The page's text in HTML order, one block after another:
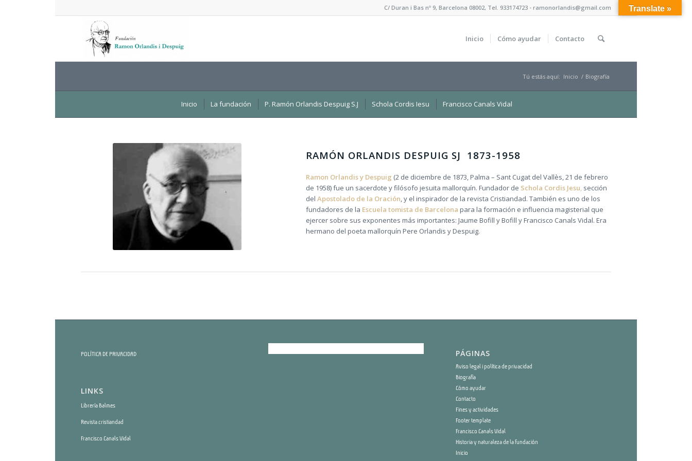
C/ Duran i Bas nº 9, Barcelona 08002, Tel. 933174723 - ramonorlandis@gmail.com
Inicio Cómo ayudar Contacto
Tú estás aquí: Inicio / Biografía
Inicio La fundación P. Ramón Orlandis Despuig S.J Schola Cordis Iesu Francisco Canals Vidal
RAMÓN ORLANDIS DESPUIG SJ 1873-1958
Ramon Orlandis y Despuig (2 de diciembre de 1873, Palma – Sant Cugat del Vallès, 21 de febrero
de 1958) fue un sacerdote y filósofo jesuita mallorquín. Fundador de Schola Cordis Jesu,sección
del Apostolado de la Oración, y el inspirador de la revista Cristiandad. También es uno de los
fundadores de la Escuela tomista de Barcelona para la formación e influencia magisterial que
ejercer sobre sus exponentes más importantes: Jaume Bofill y Bofill y Francisco Canals Vidal. Era
hermano del poeta mallorquín Pere Orlandis y Despuig.
POLÍTICA DE PRIVACIDAD
LINKS
Librería Balmes
Revista cristiandad
Francisco Canals Vidal
PÁGINAS
Aviso legal i política de privacidad
Biografía
Cómo ayudar
Contacto
Fines y actividades
Footer template
Francisco Canals Vidal
Historia y naturaleza de la fundación
Inicio
Translate »